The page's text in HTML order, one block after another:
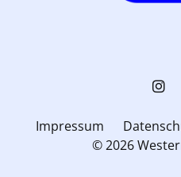
Impressum
© 2026